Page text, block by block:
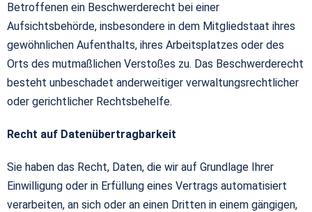
Betroffenen ein Beschwerderecht bei einer
Aufsichtsbehörde, insbesondere in dem Mitgliedstaat ihres
gewöhnlichen Aufenthalts, ihres Arbeitsplatzes oder des
Orts des mutmaßlichen Verstoßes zu. Das Beschwerderecht
besteht unbeschadet anderweitiger verwaltungsrechtlicher
oder gerichtlicher Rechtsbehelfe.
Recht auf Datenübertragbarkeit
Sie haben das Recht, Daten, die wir auf Grundlage Ihrer
Einwilligung oder in Erfüllung eines Vertrags automatisiert
verarbeiten, an sich oder an einen Dritten in einem gängigen,